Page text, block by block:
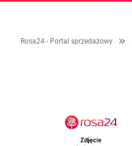
Rosa24 - Portal sprzedażowy